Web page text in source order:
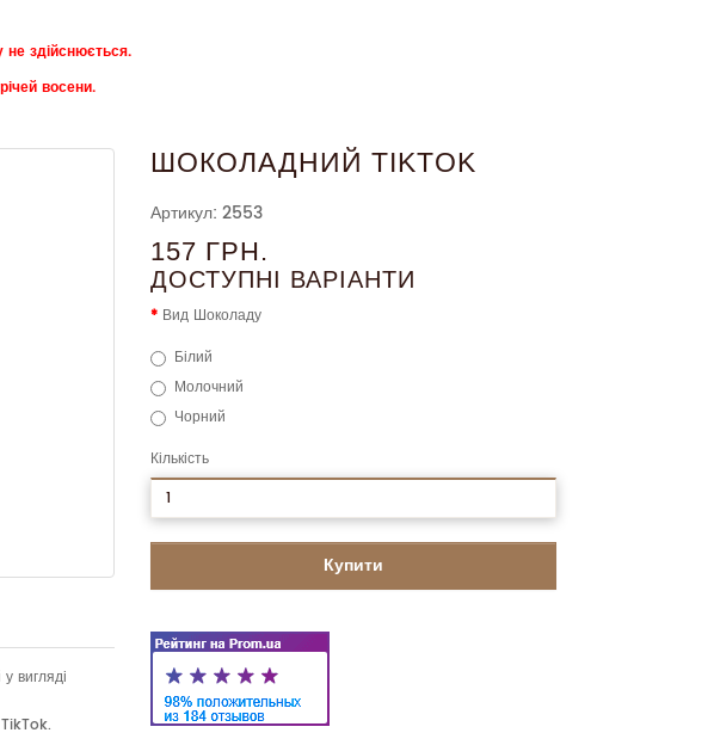
не здійснюється.
восени.
вигляді
ШОКОЛАДНИЙ TIKTOK
Артикул: 2553
157 ГРН.
ДОСТУПНІ ВАРІАНТИ
Вид Шоколаду
Білий
Молочний
Чорний
Кількість
Купити